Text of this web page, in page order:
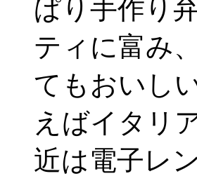
ぱり手作り
ティに富み
てもおいし
えばイタリ
近は電子レ